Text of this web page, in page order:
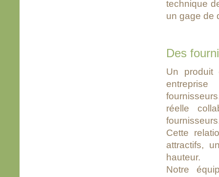
technique
un gage de
Des
Un
réelle
Cette
attractifs,
hauteur.
Notre